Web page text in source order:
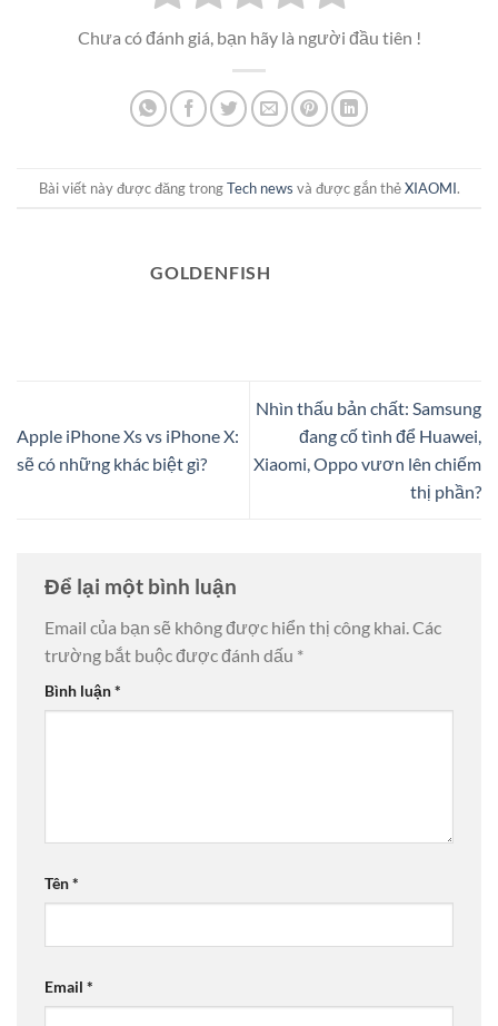
Chưa có đánh giá, bạn hãy là người đầu tiên !
Bài viết này được đăng trongTech news và được gắn thẻXIAOMI.
GOLDENFISH
Apple iPhone Xs vs iPhone X:
sẽ có những khác biệt gì?
Nhìn thấu bản chất: Samsung
đang cố tình để Huawei,
Xiaomi, Oppo vươn lên chiếm
thị phần?
Để lại một bình luận
Email của bạn sẽ không được hiển thị công khai.Các
trường bắt buộc được đánh dấu *
Bình luận*
Tên*
Email *